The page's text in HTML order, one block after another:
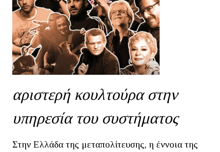
αριστερή κουλτούρα στην
υπηρεσία του συστήματος
Στην Ελλάδα της μεταπολίτευσης, η έννοια της